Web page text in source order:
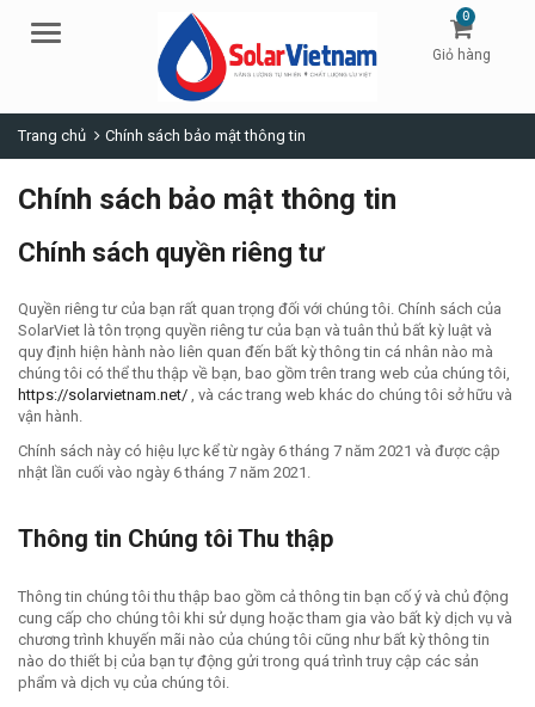
Menu
0
Giỏ hàng
Trang chủ Chính sách bảo mật thông tin
Chính sách bảo mật thông tin
Chính sách quyền riêng tư
Quyền riêng tư của bạn rất quan trọng đối với chúng tôi. Chính sách của
SolarViet là tôn trọng quyền riêng tư của bạn và tuân thủ bất kỳ luật và
quy định hiện hành nào liên quan đến bất kỳ thông tin cá nhân nào mà
chúng tôi có thể thu thập về bạn, bao gồm trên trang web của chúng tôi,
https://solarvietnam.net/ , và các trang web khác do chúng tôi sở hữu và
vận hành.
Chính sách này có hiệu lực kể từ ngày 6 tháng 7 năm 2021 và được cập
nhật lần cuối vào ngày 6 tháng 7 năm 2021.
Thông tin Chúng tôi Thu thập
Thông tin chúng tôi thu thập bao gồm cả thông tin bạn cố ý và chủ động
cung cấp cho chúng tôi khi sử dụng hoặc tham gia vào bất kỳ dịch vụ và
chương trình khuyến mãi nào của chúng tôi cũng như bất kỳ thông tin
nào do thiết bị của bạn tự động gửi trong quá trình truy cập các sản
phẩm và dịch vụ của chúng tôi.